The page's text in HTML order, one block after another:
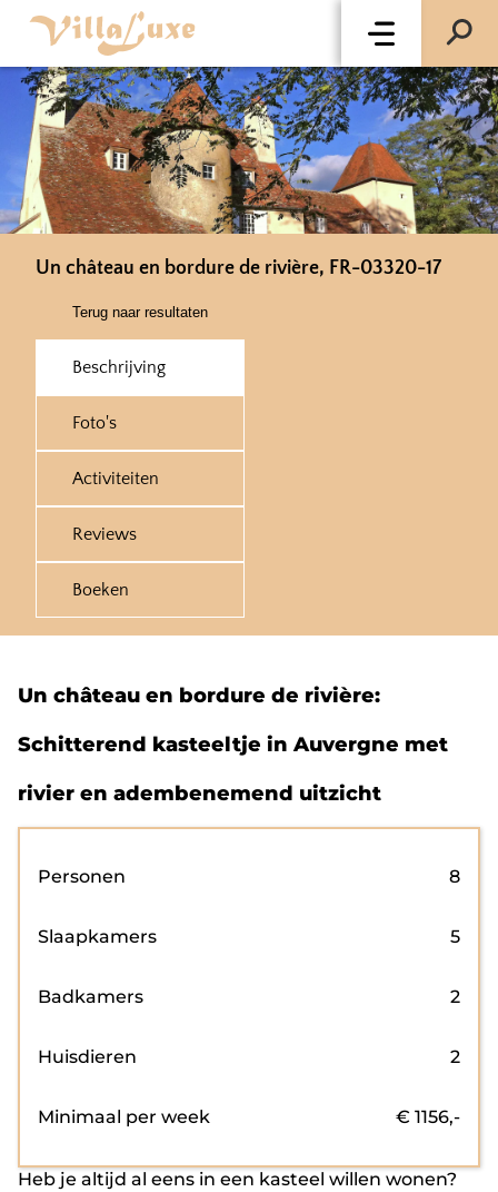
Un château en bordure de rivière, FR-03320-17
Terug naar resultaten
Beschrijving
Foto's
Activiteiten
Reviews
Boeken
Un château en bordure de rivière:
Schitterend kasteeltje in Auvergne met
rivier en adembenemend uitzicht
Personen 8
Slaapkamers 5
Badkamers 2
Huisdieren 2
Minimaal per week € 1156,-
Heb je altijd al eens in een kasteel willen wonen?